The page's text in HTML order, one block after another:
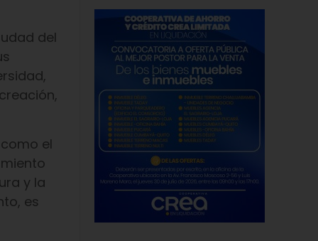
del
el
y la
es